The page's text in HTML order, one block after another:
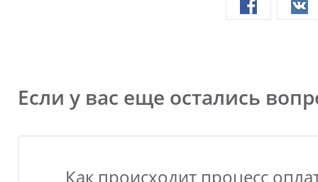
Если у вас еще остались
Как происходит процесс